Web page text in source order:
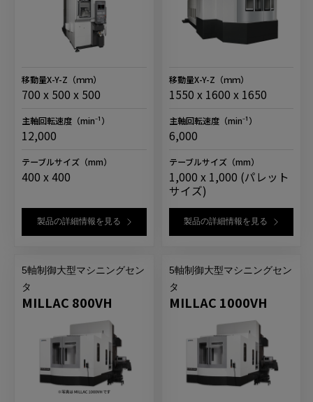
移動量X-Y-Z （ｍｍ）
700 x 500 x 500
主軸回転速度 （min⁻¹）
12,000
テーブルサイズ （mm）
400 x 400
製品の詳細情報を見る
移動量X-Y-Z （ｍｍ）
1550 x 1600 x 1650
主軸回転速度（min⁻¹）
6,000
テーブルサイズ（mm）
1,000 x 1,000 (パレット
サイズ)
製品の詳細情報を見る
5軸制御大型マシニングセン
タ
MILLAC 800VH
5軸制御大型マシニングセン
タ
MILLAC 1000VH